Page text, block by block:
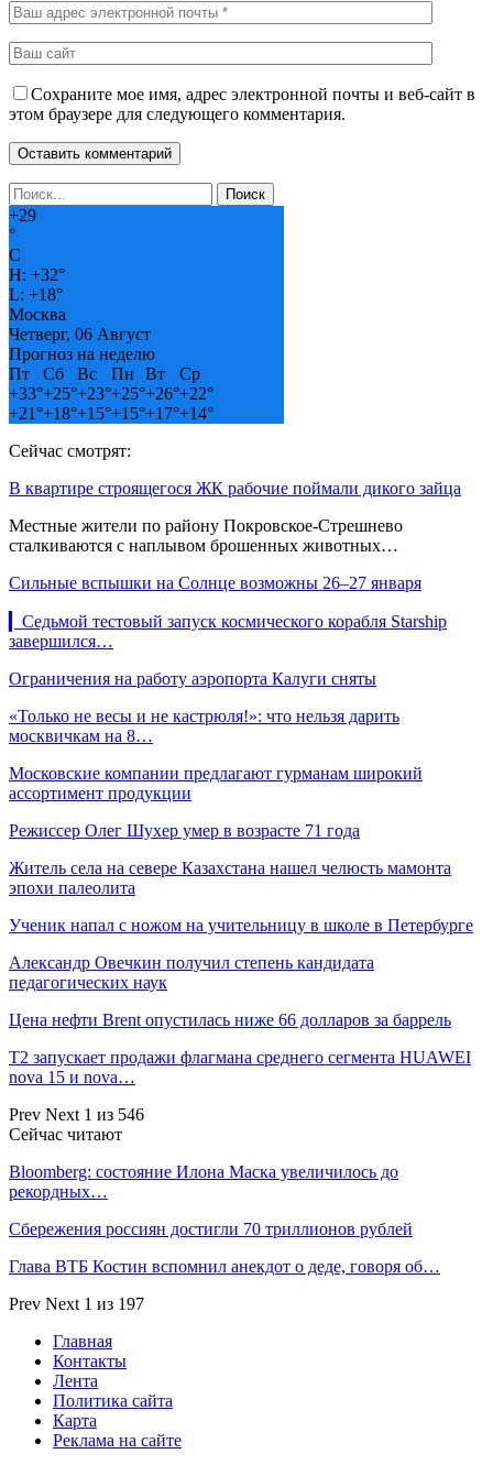
Сохраните мое имя, адрес электронной почты и веб-сайт в
этом браузере для следующего комментария.
+29
°
C
H: +32°
L: +18°
Москва
Четверг, 06 Август
Прогноз на неделю
Пт
Сб Вс Пн Вт
Ср
+33°+25°+23°+25°+26°+22°
+21°+18°+15°+15°+17°+14°
Сейчас смотрят:
В квартире строящегося ЖК рабочие поймали дикого зайца
Местные жители по району Покровское-Стрешнево
сталкиваются с наплывом брошенных животных…
Сильные вспышки на Солнце возможны 26–27 января
▎Седьмой тестовый запуск космического корабля Starship
завершился…
Ограничения на работу аэропорта Калуги сняты
«Только не весы и не кастрюля!»: что нельзя дарить
москвичкам на 8…
Московские компании предлагают гурманам широкий
ассортимент продукции
Режиссер Олег Шухер умер в возрасте 71 года
Житель села на севере Казахстана нашел челюсть мамонта
эпохи палеолита
Ученик напал с ножом на учительницу в школе в Петербурге
Александр Овечкин получил степень кандидата
педагогических наук
Цена нефти Brent опустилась ниже 66 долларов за баррель
Т2 запускает продажи флагмана среднего сегмента HUAWEI
nova 15 и nova…
Prev Next 1 из 546
Сейчас читают
Bloomberg: состояние Илона Маска увеличилось до
рекордных…
Сбережения россиян достигли 70 триллионов рублей
Глава ВТБ Костин вспомнил анекдот о деде, говоря об…
Prev Next 1 из 197
Главная
Контакты
Лента
Политика сайта
Карта
Реклама на сайте